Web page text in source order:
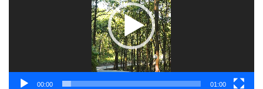
00:00 01:00